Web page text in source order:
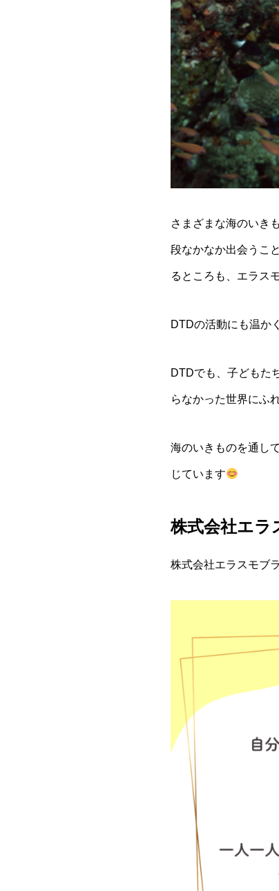
さまざまな海のいき
段なかなか出会うこ
るところも、エラス
DTDの活動にも温か
DTDでも、子どもた
らなかった世界にふ
海のいきものを通し
じています
株式会社エラ
株式会社エラスモブ